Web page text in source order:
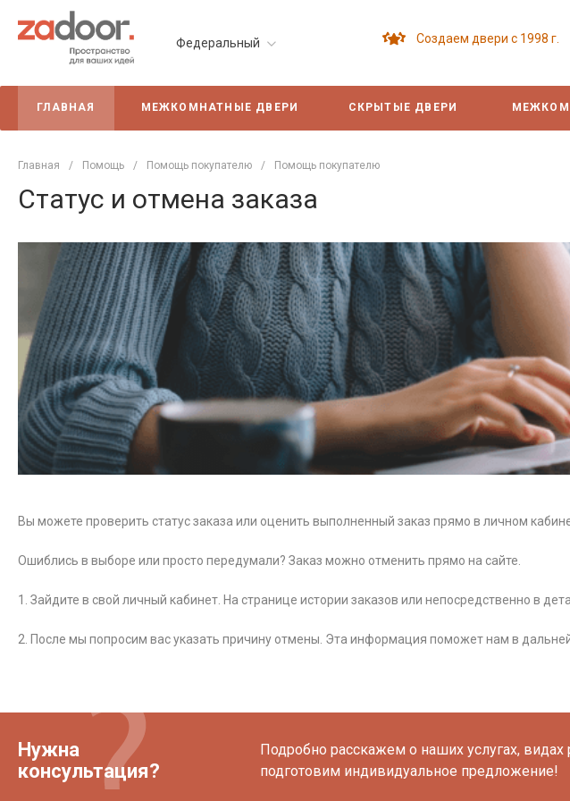
Федеральный Создаем двери с 1998 г.
ГЛАВНАЯ МЕЖКОМНАТНЫЕ ДВЕРИ СКРЫТЫЕ ДВЕРИ
Главная / Помощь / Помощь покупателю / Помощь покупателю
Статус и отмена заказа
Вы можете проверить статус заказа или оценить выполненный заказ прямо в личном
Ошиблись в выборе или просто передумали? Заказ можно отменить прямо на сайте.
1. Зайдите в свой личный кабинет. На странице истории заказов или непосредственно в
2. После мы попросим вас указать причину отмены. Эта информация поможет нам в
Нужна
консультация?
Подробно расскажем о наших услугах, видах
подготовим индивидуальное предложение!